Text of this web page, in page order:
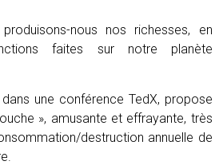
nous nos richesses, en
faites sur notre planète
une conférence TedX, propose
», amusante et effrayante, très
destruction annuelle de